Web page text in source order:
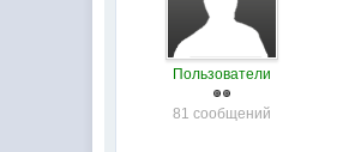
Пользователи
81 сообщений